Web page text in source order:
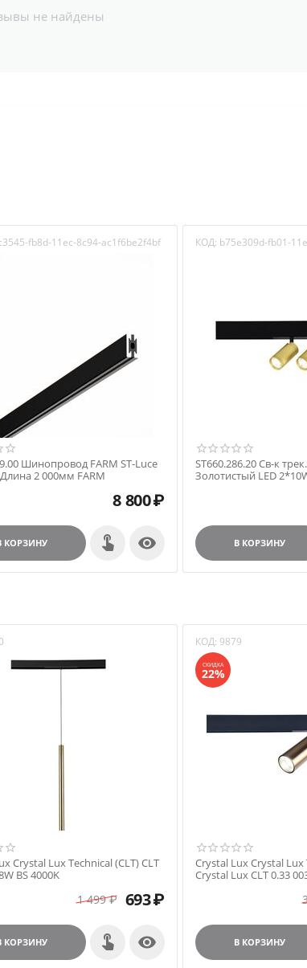
не найдены
fb8d-11ec-8c94-ac1f6be2f4bf
Шинопровод FARM ST-Luce
2 000мм FARM
8 800₽
КОРЗИНУ 
КОД: b75e309d-fb01-
ST660.286.20 Св-к
Золотистый LED
В КОРЗИНУ
Crystal Lux Technical (CLT) CLT
BS 4000K
1 499 ₽ 693₽
КОРЗИНУ 
КОД: 9879
СКИДКА
22%
Crystal Lux Crystal Lux
Crystal Lux CLT 0.33
В КОРЗИНУ